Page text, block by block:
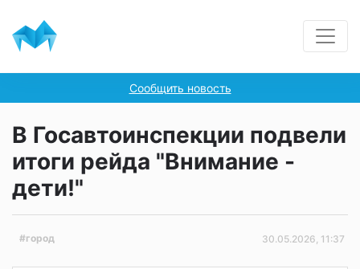
Сообщить новость
В Госавтоинспекции подвели
итоги рейда "Внимание -
дети!"
#город 30.05.2026, 11:37